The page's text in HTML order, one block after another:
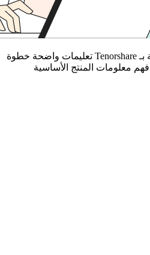
توفر أدلة الفيديو الخاصة بـ Tenorshare تعليمات واضحة خطوة
معلومات المنتج الأساسية